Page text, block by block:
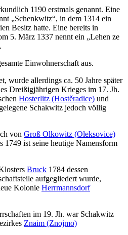
1190 erstmals genannt. Eine
„Schenkwitz“, in dem 1314 ein
Besitz hatte. Eine bereits in
5. März 1337 nennt ein „Lehen ze
Einwohnerschaft aus.
wurde allerdings ca. 50 Jahre später
Dreißigjährigen Krieges im 17. Jh.
Hosterlitz (Hostěradice) und
gelegene Schakwitz jedoch völlig
von Groß Olkowitz (Oleksovice)
1749 ist seine heutige Namensform
Bruck 1784 dessen
aufgegliedert wurde,
Kolonie Herrmannsdorf
im 19. Jh. war Schakwitz
Znaim (Znojmo)